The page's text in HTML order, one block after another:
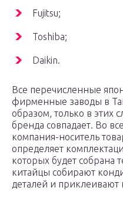
Fujitsu;
Toshiba;
Daikin.
Все перечисленные
фирменные заводы в
образом, только в этих
бренда совпадает. Во
компания-носитель
определяет
которых будет собрана
китайцы собирают
деталей и